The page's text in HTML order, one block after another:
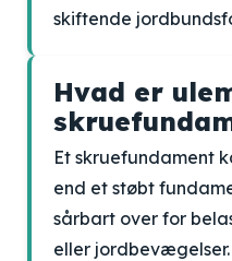
skiftende
Hvad er
Et skruefundament
end et støbt
sårbart over for
eller